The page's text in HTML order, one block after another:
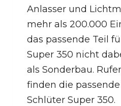
Anlasser und
mehr als 200.000
das passende Teil
Super 350 nicht
als Sonderbau.
finden die
Schlüter Super 350.